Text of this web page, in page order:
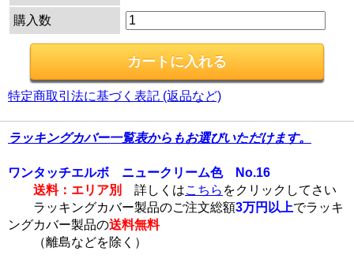
購入数
特定商取引法に基づく表記 (返品など)
ラッキングカバー一覧表からもお選びいただけます。
ワンタッチエルボ ニュークリーム色 No.16
送料：エリア別
詳しくはこちら をクリックしてさい
ラッキングカバー製品のご注文総額3万円以上でラッキ
ングカバー製品の送料無料
（離島などを除く）